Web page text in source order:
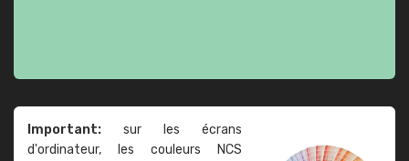
Important: sur les écrans
d'ordinateur, les couleurs NCS